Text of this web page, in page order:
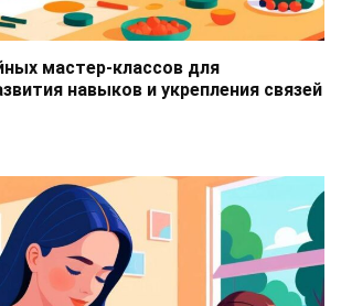
мастер-классов для
навыков и укрепления связей